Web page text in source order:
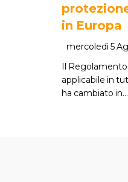
in Europa
mercoledì 5
Il Regolamento
applicabile in
ha cambiato in…